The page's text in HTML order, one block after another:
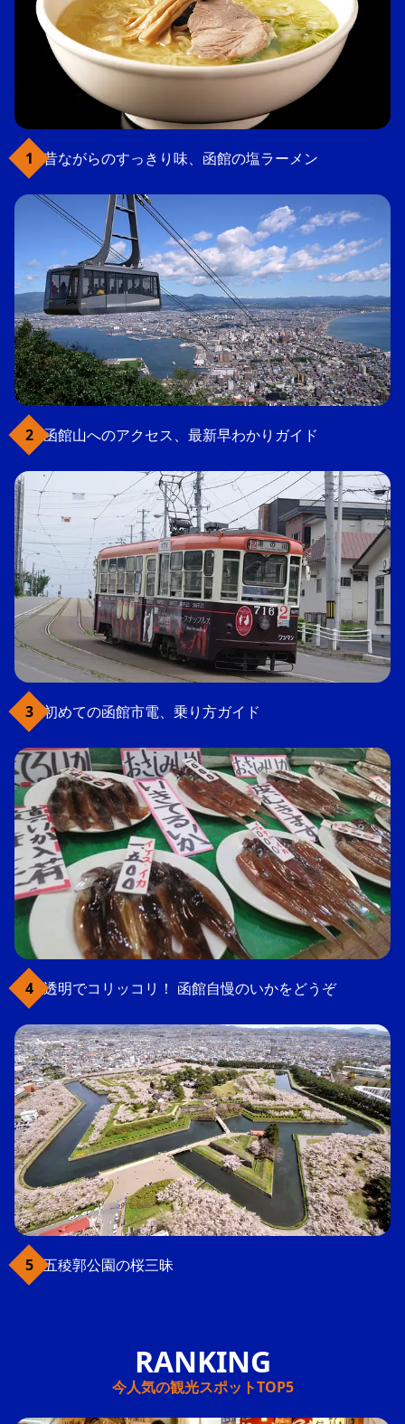
昔ながらのすっきり味、函館の塩ラーメン
函館山へのアクセス、最新早わかりガイド
初めての函館市電、乗り方ガイド
透明でコリッコリ！ 函館自慢のいかをどうぞ
五稜郭公園の桜三昧
今人気の観光スポットTOP5